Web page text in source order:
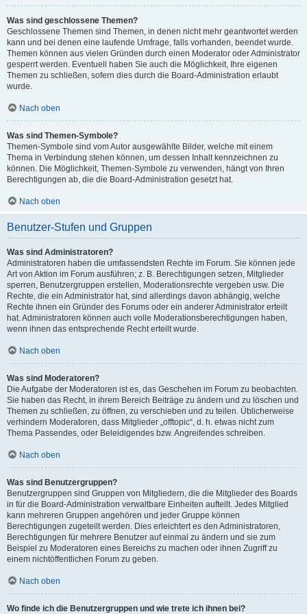
Was sind geschlossene Themen?
Geschlossene Themen sind Themen, in denen nicht mehr geantwortet werden
kann und bei denen eine laufende Umfrage, falls vorhanden, beendet wurde.
Themen können aus vielen Gründen durch einen Moderator oder Administrator
gesperrt werden. Eventuell haben Sie auch die Möglichkeit, Ihre eigenen
Themen zu schließen, sofern dies durch die Board-Administration erlaubt
wurde.
Nach oben
Was sind Themen-Symbole?
Themen-Symbole sind vom Autor ausgewählte Bilder, welche mit einem
Thema in Verbindung stehen können, um dessen Inhalt kennzeichnen zu
können. Die Möglichkeit, Themen-Symbole zu verwenden, hängt von Ihren
Berechtigungen ab, die die Board-Administration gesetzt hat.
Nach oben
Benutzer-Stufen und Gruppen
Was sind Administratoren?
Administratoren haben die umfassendsten Rechte im Forum. Sie können jede
Art von Aktion im Forum ausführen; z. B. Berechtigungen setzen, Mitglieder
sperren, Benutzergruppen erstellen, Moderationsrechte vergeben usw. Die
Rechte, die ein Administrator hat, sind allerdings davon abhängig, welche
Rechte ihnen ein Gründer des Forums oder ein anderer Administrator erteilt
hat. Administratoren können auch volle Moderationsberechtigungen haben,
wenn ihnen das entsprechende Recht erteilt wurde.
Nach oben
Was sind Moderatoren?
Die Aufgabe der Moderatoren ist es, das Geschehen im Forum zu beobachten.
Sie haben das Recht, in ihrem Bereich Beiträge zu ändern und zu löschen und
Themen zu schließen, zu öffnen, zu verschieben und zu teilen. Üblicherweise
verhindern Moderatoren, dass Mitglieder „offtopic“, d. h. etwas nicht zum
Thema Passendes, oder Beleidigendes bzw. Angreifendes schreiben.
Nach oben
Was sind Benutzergruppen?
Benutzergruppen sind Gruppen von Mitgliedern, die die Mitglieder des Boards
in für die Board-Administration verwaltbare Einheiten aufteilt. Jedes Mitglied
kann mehreren Gruppen angehören und jeder Gruppe können
Berechtigungen zugeteilt werden. Dies erleichtert es den Administratoren,
Berechtigungen für mehrere Benutzer auf einmal zu ändern und sie zum
Beispiel zu Moderatoren eines Bereichs zu machen oder ihnen Zugriff zu
einem nichtöffentlichen Forum zu geben.
Nach oben
Wo finde ich die Benutzergruppen und wie trete ich ihnen bei?